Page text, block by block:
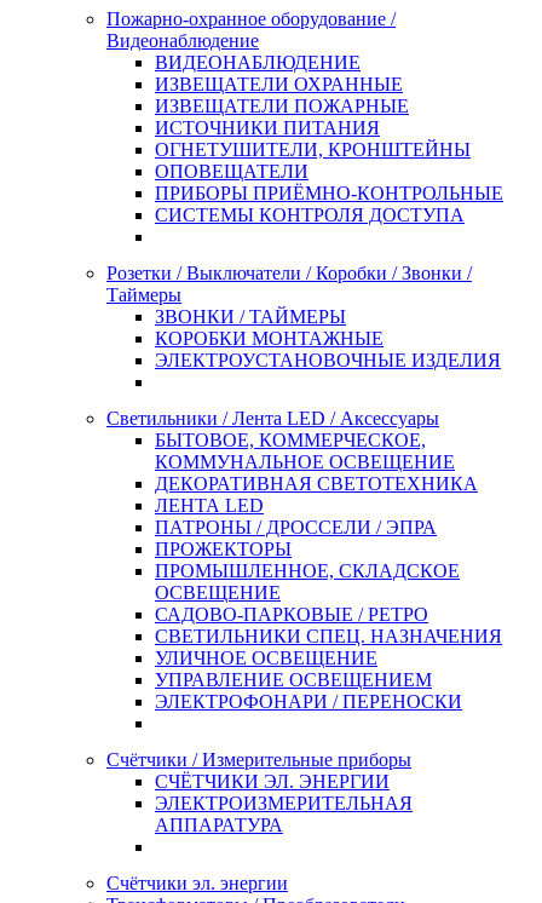
Пожарно-охранное оборудование /
Видеонаблюдение
ВИДЕОНАБЛЮДЕНИЕ
ИЗВЕЩАТЕЛИ ОХРАННЫЕ
ИЗВЕЩАТЕЛИ ПОЖАРНЫЕ
ИСТОЧНИКИ ПИТАНИЯ
ОГНЕТУШИТЕЛИ, КРОНШТЕЙНЫ
ОПОВЕЩАТЕЛИ
ПРИБОРЫ ПРИЁМНО-КОНТРОЛЬНЫЕ
СИСТЕМЫ КОНТРОЛЯ ДОСТУПА
Розетки / Выключатели / Коробки / Звонки /
Таймеры
ЗВОНКИ / ТАЙМЕРЫ
КОРОБКИ МОНТАЖНЫЕ
ЭЛЕКТРОУСТАНОВОЧНЫЕ ИЗДЕЛИЯ
Светильники / Лента LED / Аксессуары
БЫТОВОЕ, КОММЕРЧЕСКОЕ,
КОММУНАЛЬНОЕ ОСВЕЩЕНИЕ
ДЕКОРАТИВНАЯ СВЕТОТЕХНИКА
ЛЕНТА LED
ПАТРОНЫ / ДРОССЕЛИ / ЭПРА
ПРОЖЕКТОРЫ
ПРОМЫШЛЕННОЕ, СКЛАДСКОЕ
ОСВЕЩЕНИЕ
САДОВО-ПАРКОВЫЕ / РЕТРО
СВЕТИЛЬНИКИ СПЕЦ. НАЗНАЧЕНИЯ
УЛИЧНОЕ ОСВЕЩЕНИЕ
УПРАВЛЕНИЕ ОСВЕЩЕНИЕМ
ЭЛЕКТРОФОНАРИ / ПЕРЕНОСКИ
Счётчики / Измерительные приборы
СЧЁТЧИКИ ЭЛ. ЭНЕРГИИ
ЭЛЕКТРОИЗМЕРИТЕЛЬНАЯ
АППАРАТУРА
Счётчики эл. энергии